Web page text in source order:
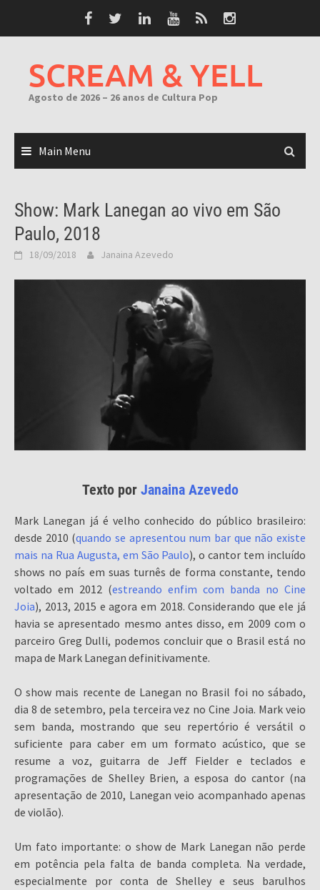
SCREAM & YELL
Agosto de 2026 – 26 anos de Cultura Pop
Main Menu
Show: Mark Lanegan ao vivo em São
Paulo, 2018
18/09/2018 Janaina Azevedo
Texto por Janaina Azevedo
Mark Lanegan já é velho conhecido do público brasileiro:
desde 2010 (quando se apresentou num bar que não existe
mais na Rua Augusta, em São Paulo), o cantor tem incluído
shows no país em suas turnês de forma constante, tendo
voltado em 2012 (estreando enfim com banda no Cine
Joia), 2013, 2015 e agora em 2018. Considerando que ele já
havia se apresentado mesmo antes disso, em 2009 com o
parceiro Greg Dulli, podemos concluir que o Brasil está no
mapa de Mark Lanegan definitivamente.
O show mais recente de Lanegan no Brasil foi no sábado,
dia 8 de setembro, pela terceira vez no Cine Joia. Mark veio
sem banda, mostrando que seu repertório é versátil o
suficiente para caber em um formato acústico, que se
resume a voz, guitarra de Jeff Fielder e teclados e
programações de Shelley Brien, a esposa do cantor (na
apresentação de 2010, Lanegan veio acompanhado apenas
de violão).
Um fato importante: o show de Mark Lanegan não perde
em potência pela falta de banda completa. Na verdade,
especialmente por conta de Shelley e seus barulhos